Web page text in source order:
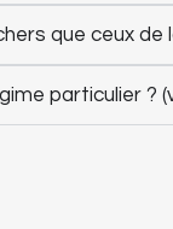
que ceux de
particulier ?